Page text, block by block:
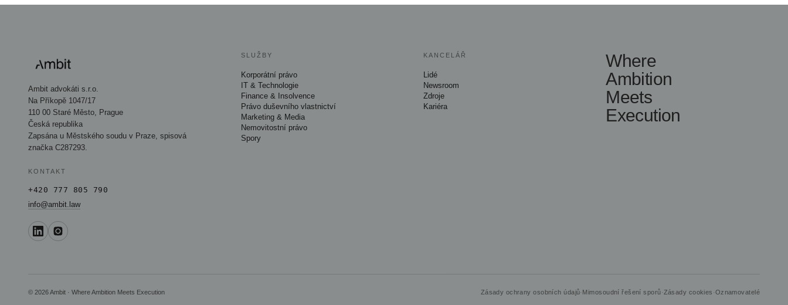
Ambit advokáti s.r.o.
Na Příkopě 1047/17
110 00 Staré Město, Prague
Česká republika
Zapsána u Městského soudu v Praze, spisová
značka C287293.
KONTAKT
+420 777 805 790
info@ambit.law
SLUŽBY
Korporátní právo
IT & Technologie
Finance & Insolvence
Právo duševního vlastnictví
Marketing & Media
Nemovitostní právo
Spory
KANCELÁŘ
Lidé
Newsroom
Zdroje
Kariéra
Where
Ambition
Meets
Execution
© 2026 Ambit · Where Ambition Meets Execution Zásady ochrany osobních údajů· Mimosoudní řešení sporů· Zásady cookies ·Oznamovatelé